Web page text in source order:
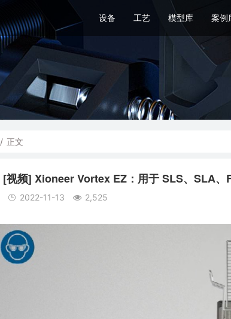
设备 工艺 模型库 案例
/ 正文
[视频] Xioneer Vortex EZ：用于 SLS、SLA
2022-11-13 2,525